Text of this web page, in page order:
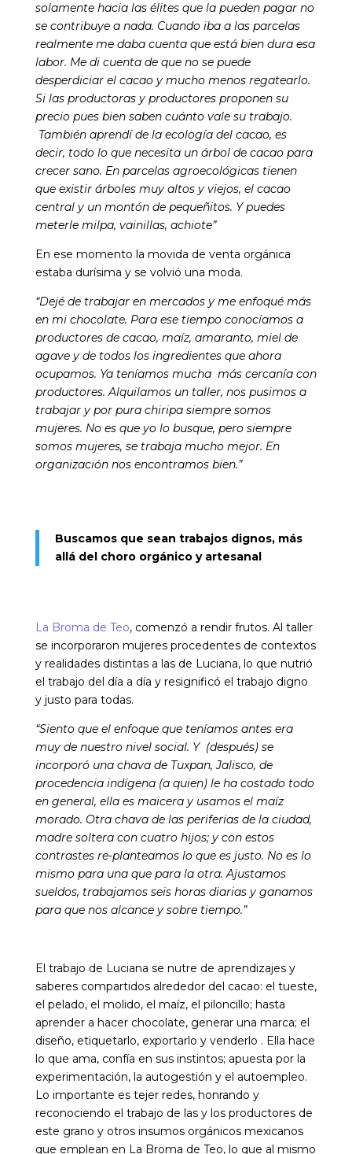
solamente hacia las élites que la pueden pagar no
se contribuye a nada. Cuando iba a las parcelas
realmente me daba cuenta que está bien dura esa
labor. Me di cuenta de que no se puede
desperdiciar el cacao y mucho menos regatearlo.
Si las productoras y productores proponen su
precio pues bien saben cuánto vale su trabajo.
También aprendí de la ecología del cacao, es
decir, todo lo que necesita un árbol de cacao para
crecer sano. En parcelas agroecológicas tienen
que existir árboles muy altos y viejos, el cacao
central y un montón de pequeñitos. Y puedes
meterle milpa, vainillas, achiote”
En ese momento la movida de venta orgánica
estaba durísima y se volvió una moda.
“Dejé de trabajar en mercados y me enfoqué más
en mi chocolate. Para ese tiempo conocíamos a
productores de cacao, maíz, amaranto, miel de
agave y de todos los ingredientes que ahora
ocupamos. Ya teníamos mucha más cercanía con
productores. Alquilamos un taller, nos pusimos a
trabajar y por pura chiripa siempre somos
mujeres. No es que yo lo busque, pero siempre
somos mujeres, se trabaja mucho mejor. En
organización nos encontramos bien.”
Buscamos que sean trabajos dignos, más
allá del choro orgánico y artesanal
La Broma de Teo, comenzó a rendir frutos. Al taller
se incorporaron mujeres procedentes de contextos
y realidades distintas a las de Luciana, lo que nutrió
el trabajo del día a día y resignificó el trabajo digno
y justo para todas.
“Siento que el enfoque que teníamos antes era
muy de nuestro nivel social. Y (después) se
incorporó una chava de Tuxpan, Jalisco, de
procedencia indígena (a quien) le ha costado todo
en general, ella es maicera y usamos el maíz
morado. Otra chava de las periferias de la ciudad,
madre soltera con cuatro hijos; y con estos
contrastes re-planteamos lo que es justo. No es lo
mismo para una que para la otra.Ajustamos
sueldos, trabajamos seis horas diarias y ganamos
para que nos alcance y sobre tiempo.”
El trabajo de Luciana se nutre de aprendizajes y
saberes compartidos alrededor del cacao: el tueste,
el pelado, el molido, el maíz, el piloncillo; hasta
aprender a hacer chocolate, generar una marca; el
diseño, etiquetarlo, exportarlo y venderlo . Ella hace
lo que ama, confía en sus instintos; apuesta por la
experimentación, la autogestión y el autoempleo.
Lo importante es tejer redes, honrando y
reconociendo el trabajo de las y los productores de
este grano y otros insumos orgánicos mexicanos
que emplean en La Broma de Teo, lo que al mismo